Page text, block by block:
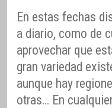
En estas fechas
a diario, como de
aprovechar que
gran variedad
aunque hay
otras… En